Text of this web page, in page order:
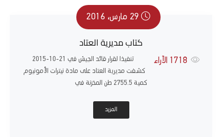
29 مارس، 2016
كتاب مديرية العتاد
الآراء
تنفيذا لقرار قائد الجيش في 21-10-2015
كشفت مديرية العتاد على مادة نيترات الأمونيوم
كمية 2755.5 طن المخزنة في
المزيد